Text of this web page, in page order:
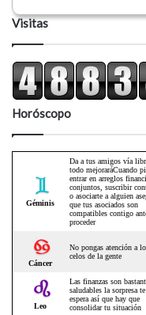
Visitas
Horóscopo